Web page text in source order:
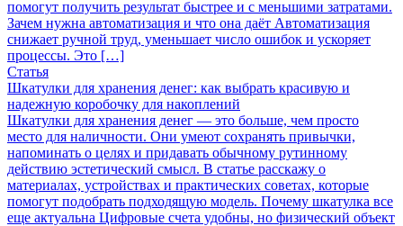
помогут получить результат быстрее и с меньшими затратами.
Зачем нужна автоматизация и что она даёт Автоматизация
снижает ручной труд, уменьшает число ошибок и ускоряет
процессы. Это […]
Статья
Шкатулки для хранения денег: как выбрать красивую и
надежную коробочку для накоплений
Шкатулки для хранения денег — это больше, чем просто
место для наличности. Они умеют сохранять привычки,
напоминать о целях и придавать обычному рутинному
действию эстетический смысл. В статье расскажу о
материалах, устройствах и практических советах, которые
помогут подобрать подходящую модель. Почему шкатулка все
еще актуальна Цифровые счета удобны, но физический объект